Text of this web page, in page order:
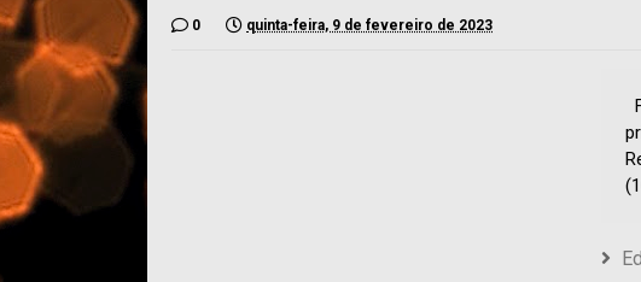
0 quinta-feira, 9 de fevereiro de 2023